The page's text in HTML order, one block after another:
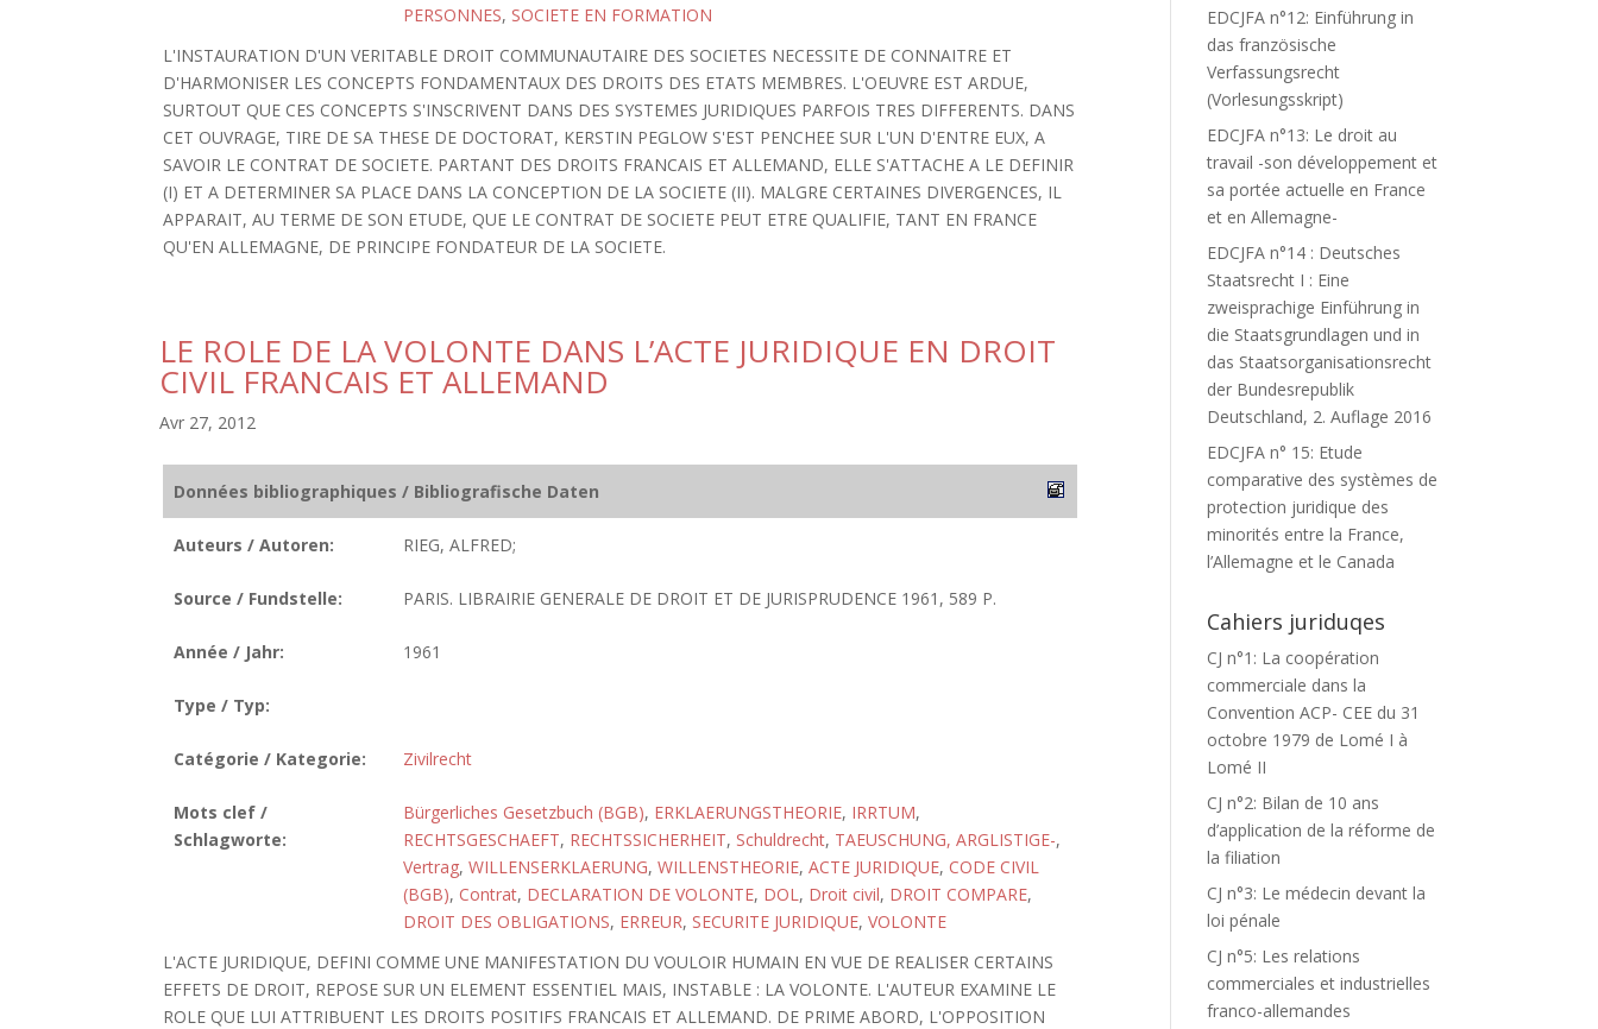
PERSONNES, SOCIETE EN FORMATION
L'INSTAURATION D'UN VERITABLE DROIT COMMUNAUTAIRE DES SOCIETES NECESSITE DE CONNAITRE ET
D'HARMONISER LES CONCEPTS FONDAMENTAUX DES DROITS DES ETATS MEMBRES. L'OEUVRE EST ARDUE,
SURTOUT QUE CES CONCEPTS S'INSCRIVENT DANS DES SYSTEMES JURIDIQUES PARFOIS TRES DIFFERENTS. DANS
CET OUVRAGE, TIRE DE SA THESE DE DOCTORAT, KERSTIN PEGLOW S'EST PENCHEE SUR L'UN D'ENTRE EUX, A
SAVOIR LE CONTRAT DE SOCIETE. PARTANT DES DROITS FRANCAIS ET ALLEMAND, ELLE S'ATTACHE A LE DEFINIR
(I) ET A DETERMINER SA PLACE DANS LA CONCEPTION DE LA SOCIETE (II). MALGRE CERTAINES DIVERGENCES, IL
APPARAIT, AU TERME DE SON ETUDE, QUE LE CONTRAT DE SOCIETE PEUT ETRE QUALIFIE, TANT EN FRANCE
QU'EN ALLEMAGNE, DE PRINCIPE FONDATEUR DE LA SOCIETE.
LE ROLE DE LA VOLONTE DANS L’ACTE JURIDIQUE EN DROIT
CIVIL FRANCAIS ET ALLEMAND
Avr 27, 2012
Données bibliographiques / Bibliografische Daten
Auteurs / Autoren: RIEG, ALFRED;
Source / Fundstelle: PARIS. LIBRAIRIE GENERALE DE DROIT ET DE JURISPRUDENCE 1961, 589 P.
Année / Jahr: 1961
Type / Typ:
Catégorie / Kategorie: Zivilrecht
Mots clef /
Schlagworte:
Bürgerliches Gesetzbuch (BGB), ERKLAERUNGSTHEORIE, IRRTUM,
RECHTSGESCHAEFT, RECHTSSICHERHEIT, Schuldrecht, TAEUSCHUNG, ARGLISTIGE-,
Vertrag, WILLENSERKLAERUNG, WILLENSTHEORIE, ACTE JURIDIQUE, CODE CIVIL
(BGB), Contrat, DECLARATION DE VOLONTE, DOL, Droit civil, DROIT COMPARE,
DROIT DES OBLIGATIONS, ERREUR, SECURITE JURIDIQUE, VOLONTE
L'ACTE JURIDIQUE, DEFINI COMME UNE MANIFESTATION DU VOULOIR HUMAIN EN VUE DE REALISER CERTAINS
EFFETS DE DROIT, REPOSE SUR UN ELEMENT ESSENTIEL MAIS, INSTABLE : LA VOLONTE. L'AUTEUR EXAMINE LE
ROLE QUE LUI ATTRIBUENT LES DROITS POSITIFS FRANCAIS ET ALLEMAND. DE PRIME ABORD, L'OPPOSITION
EDCJFA n°12: Einführung in
das französische
Verfassungsrecht
(Vorlesungsskript)
EDCJFA n°13: Le droit au
travail -son développement et
sa portée actuelle en France
et en Allemagne-
EDCJFA n°14 : Deutsches
Staatsrecht I : Eine
zweisprachige Einführung in
die Staatsgrundlagen und in
das Staatsorganisationsrecht
der Bundesrepublik
Deutschland, 2. Auflage 2016
EDCJFA n° 15: Etude
comparative des systèmes de
protection juridique des
minorités entre la France,
l’Allemagne et le Canada
Cahiers juriduqes
CJ n°1: La coopération
commerciale dans la
Convention ACP- CEE du 31
octobre 1979 de Lomé I à
Lomé II
CJ n°2: Bilan de 10 ans
d’application de la réforme de
la filiation
CJ n°3: Le médecin devant la
loi pénale
CJ n°5: Les relations
commerciales et industrielles
franco-allemandes